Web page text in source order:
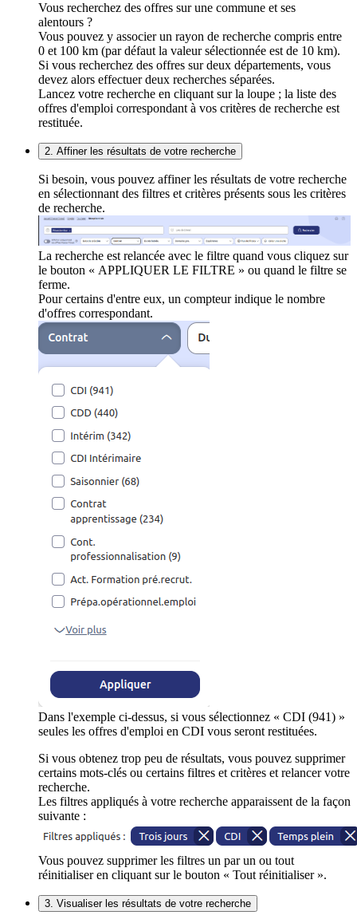
Vous recherchez des offres sur une commune et ses
alentours ?
Vous pouvez y associer un rayon de recherche compris entre
0 et 100 km (par défaut la valeur sélectionnée est de 10 km).
Si vous recherchez des offres sur deux départements, vous
devez alors effectuer deux recherches séparées.
Lancez votre recherche en cliquant sur la loupe ; la liste des
offres d'emploi correspondant à vos critères de recherche est
restituée.
2. Affiner les résultats de votre recherche
Si besoin, vous pouvez affiner les résultats de votre recherche
en sélectionnant des filtres et critères présents sous les critères
de recherche.
La recherche est relancée avec le filtre quand vous cliquez sur
le bouton « APPLIQUER LE FILTRE » ou quand le filtre se
ferme.
Pour certains d'entre eux, un compteur indique le nombre
d'offres correspondant.
Dans l'exemple ci-dessus, si vous sélectionnez « CDI (941) »
seules les offres d'emploi en CDI vous seront restituées.
Si vous obtenez trop peu de résultats, vous pouvez supprimer
certains mots-clés ou certains filtres et critères et relancer votre
recherche.
Les filtres appliqués à votre recherche apparaissent de la façon
suivante :
Vous pouvez supprimer les filtres un par un ou tout
réinitialiser en cliquant sur le bouton « Tout réinitialiser ».
3. Visualiser les résultats de votre recherche